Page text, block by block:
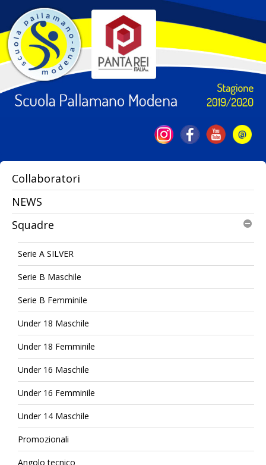
Collaboratori
NEWS
Squadre
Serie A SILVER
Serie B Maschile
Serie B Femminile
Under 18 Maschile
Under 18 Femminile
Under 16 Maschile
Under 16 Femminile
Under 14 Maschile
Promozionali
Angolo tecnico